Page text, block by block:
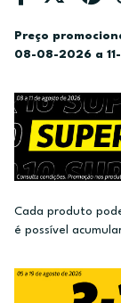
Preço
08-08-2026 a
Cada produto
é possível